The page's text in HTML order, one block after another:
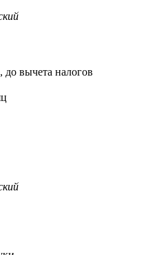
до вычета налогов